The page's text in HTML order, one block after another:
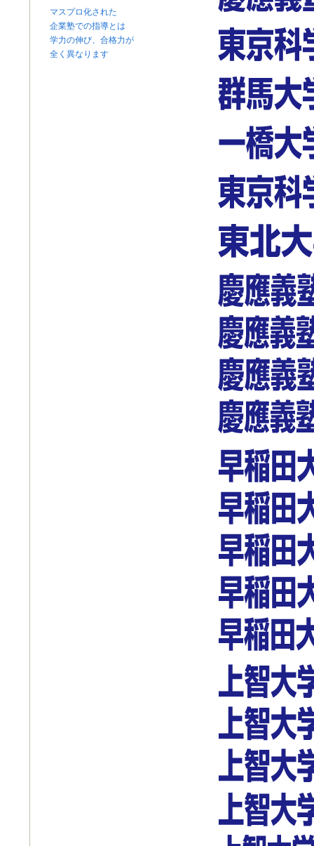
マスプロ化された
企業塾での指導とは
学力の伸び、合格力が
全く異なります